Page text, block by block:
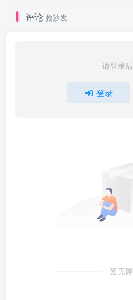
评论 抢沙发
请登录
登录
暂无